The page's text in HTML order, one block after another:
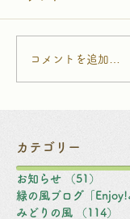
コメントを追加…
カテゴリー
お知らせ （51）
緑の風ブログ「Enjoy!
みどりの風
（114）